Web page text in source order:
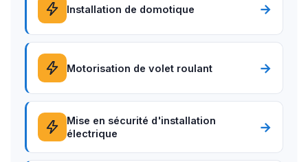
Installation de domotique →
Motorisation de volet roulant →
Mise en sécurité d'installation
électrique
→